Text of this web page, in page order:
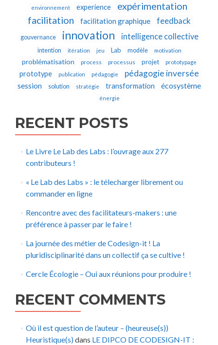
environnement experience
expérimentation
facilitation
facilitation graphique feedback
gouvernance innovation intelligence collective
intention itération jeu Lab modèle motivation
problématisation process processus projet prototypage
prototype publication pédagogie pédagogie inversée
session solution stratégie transformation écosystème
énergie
RECENT POSTS
Le Livre Le Lab des Labs : l’ouvrage aux 277
contributeurs !
« Le Lab des Labs » : le télecharger librement ou
commander en ligne
Rencontre avec des facilitateurs-makers : une
préférence à passer par le faire !
La journée des métier de Codesign-it ! La
pluridisciplinarité dans un collectif ça se cultive !
Cercle Écologie – Oui aux réunions pour produire !
RECENT COMMENTS
Où il est question de l’auteur – (heureuse(s))
Heuristique(s)dans LE DIPCO DE CODESIGN-IT :